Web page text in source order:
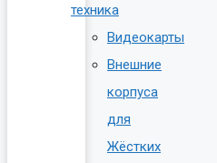
техника
Видеокарты
Внешние
корпуса
для
Жёстких